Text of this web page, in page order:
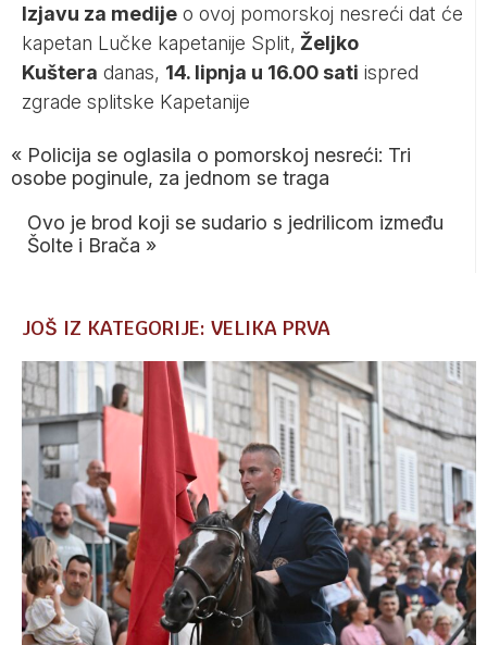
Izjavu za medije o ovoj pomorskoj nesreći dat će
kapetan Lučke kapetanije Split, Željko
Kuštera danas, 14. lipnja u 16.00 sati ispred
zgrade splitske Kapetanije
« Policija se oglasila o pomorskoj nesreći: Tri
osobe poginule, za jednom se traga
Ovo je brod koji se sudario s jedrilicom između
Šolte i Brača »
JOŠ IZ KATEGORIJE: VELIKA PRVA